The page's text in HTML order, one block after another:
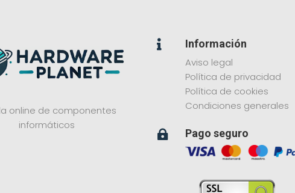
online de componentes
informáticos

Información
Aviso legal
Política de privacidad
Política de cookies
Condiciones generales
 Pago seguro